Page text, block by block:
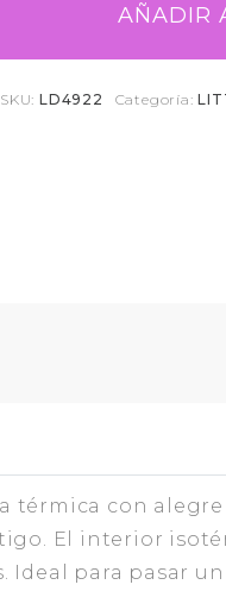
AÑADIR
SKU: LD4922 Categoría:
térmica con
El interior
para pasar